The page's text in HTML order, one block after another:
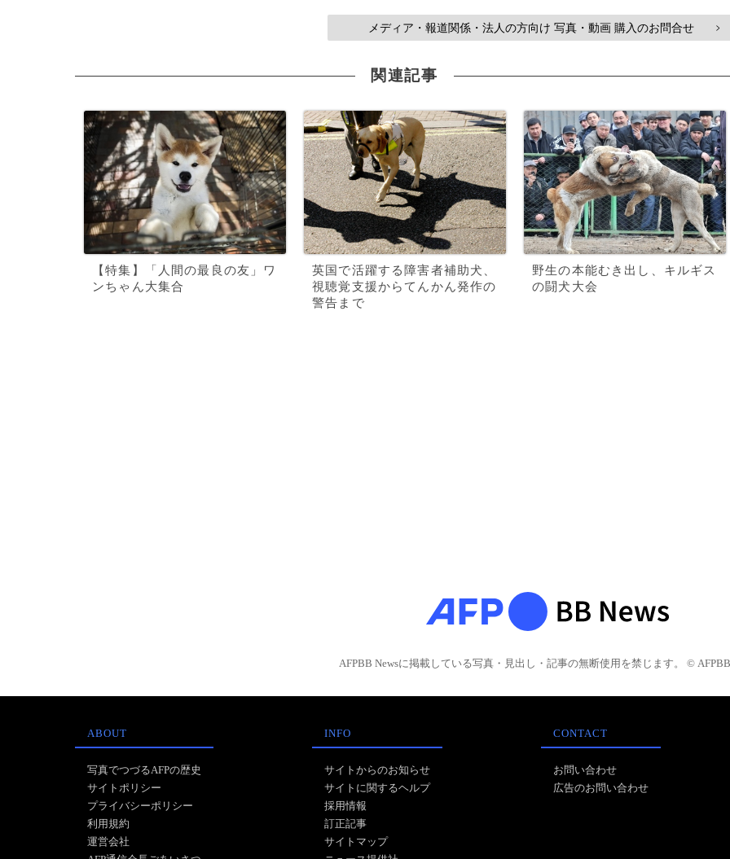
メディア・報道関係・法人の方向け 写真・動画 購入のお問合せ >
関連記事
【特集】「人間の最良の友」ワ
ンちゃん大集合
英国で活躍する障害者補助犬、
視聴覚支援からてんかん発作の
警告まで
野生の本能むき出し、キルギス
の闘犬大会
AFPBB Newsに掲載している写真・見出し・記事の無断使用を禁じます。 © AFPBB
ABOUT
写真でつづるAFPの歴史
サイトポリシー
プライバシーポリシー
利用規約
運営会社
INFO
サイトからのお知らせ
サイトに関するヘルプ
採用情報
訂正記事
サイトマップ
CONTACT
お問い合わせ
広告のお問い合わせ